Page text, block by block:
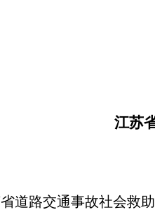
江苏
道路交通事故社会救